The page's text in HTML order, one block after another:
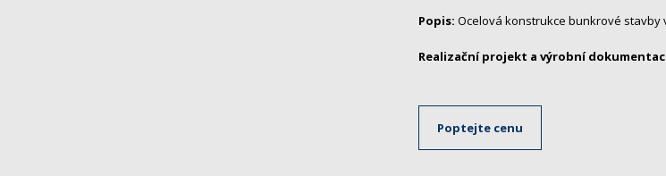
Popis: Ocelová konstrukce bunkrové stavby
Realizační projekt a výrobní
Poptejte cenu